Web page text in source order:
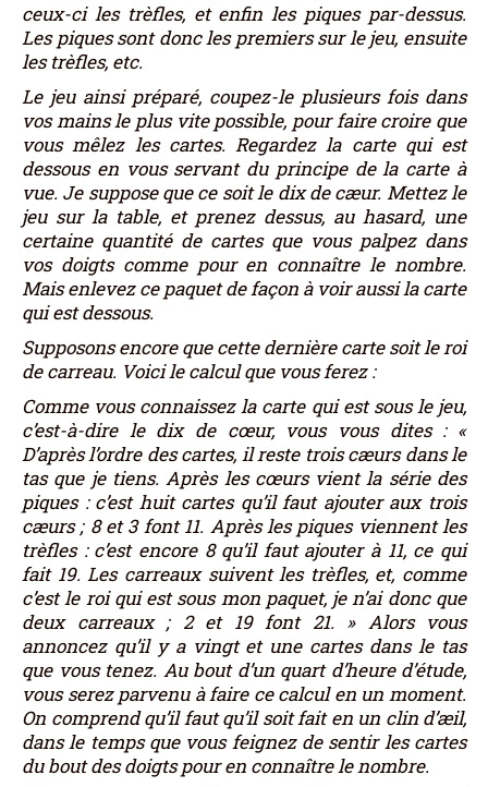
ceux-ci les trèfles, et enfin les piques par-dessus.
Les piques sont donc les premiers sur le jeu, ensuite
les trèfles, etc.
Le jeu ainsi préparé, coupez-le plusieurs fois dans
vos mains le plus vite possible, pour faire croire que
vous mêlez les cartes. Regardez la carte qui est
dessous en vous servant du principe de la carte à
vue. Je suppose que ce soit le dix de cæur. Mettez le
jeu sur la table, et prenez dessus, au hasard, une
certaine quantité de cartes que vous palpez dans
vos doigts comme pour en connaître le nombre.
Mais enlevez ce paquet de façon à voir aussi la carte
qui est dessous.
Supposons encore que cette dernière carte soit le roi
de carreau. Voici le calcul que vous ferez :
Comme vous connaissez la carte qui est sous le jeu,
c’est-à-dire le dix de cœur, vous vous dites : «
D’après l’ordre des cartes, il reste trois cæurs dans le
tas que je tiens. Après les cœurs vient la série des
piques : c’est huit cartes qu’il faut ajouter aux trois
cæurs ; 8 et 3 font 11. Après les piques viennent les
trèfles : c’est encore 8 qu’il faut ajouter à 11, ce qui
fait 19. Les carreaux suivent les trèfles, et, comme
c’est le roi qui est sous mon paquet, je n’ai donc que
deux carreaux ; 2 et 19 font 21. » Alors vous
annoncez qu’il y a vingt et une cartes dans le tas
que vous tenez. Au bout d’un quart d’heure d’étude,
vous serez parvenu à faire ce calcul en un moment.
On comprend qu’il faut qu’il soit fait en un clin d’æil,
dans le temps que vous feignez de sentir les cartes
du bout des doigts pour en connaître le nombre.